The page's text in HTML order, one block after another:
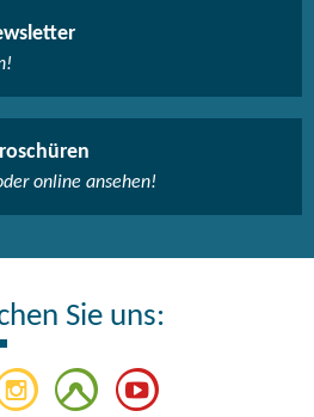
online ansehen!
Sie uns: